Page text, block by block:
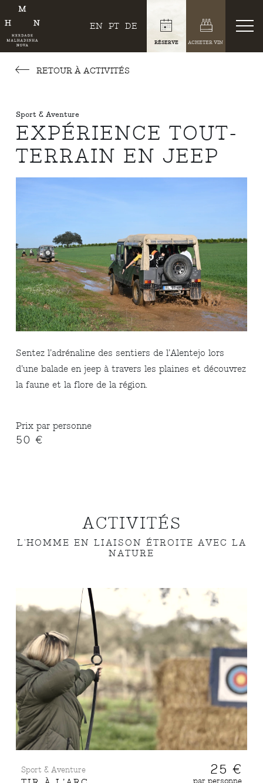
EN PT DE
RÉSERVE ACHETER VIN
RETOUR À ACTIVITÉS
Sport & Aventure
EXPÉRIENCE TOUT-
TERRAIN EN JEEP
Sentez l’adrénaline des sentiers de l’Alentejo lors
d’une balade en jeep à travers les plaines et découvrez
la faune et la flore de la région.
Prix par personne
50 €
ACTIVITÉS
L'HOMME EN LIAISON ÉTROITE AVEC LA
NATURE
Sport & Aventure 25 €
par personne